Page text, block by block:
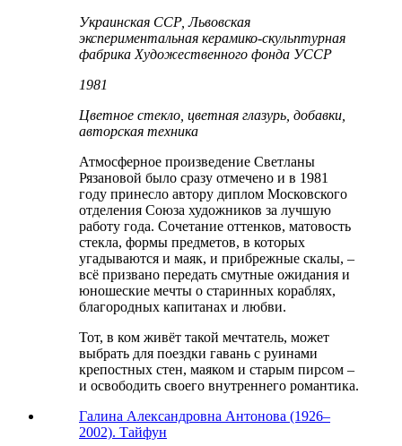
Украинская ССР, Львовская
экспериментальная керамико-скульптурная
фабрика Художественного фонда УССР
1981
Цветное стекло, цветная глазурь, добавки,
авторская техника
Атмосферное произведение Светланы
Рязановой было сразу отмечено и в 1981
году принесло автору диплом Московского
отделения Союза художников за лучшую
работу года. Сочетание оттенков, матовость
стекла, формы предметов, в которых
угадываются и маяк, и прибрежные скалы, –
всё призвано передать смутные ожидания и
юношеские мечты о старинных кораблях,
благородных капитанах и любви.
Тот, в ком живёт такой мечтатель, может
выбрать для поездки гавань с руинами
крепостных стен, маяком и старым пирсом –
и освободить своего внутреннего романтика.
Галина Александровна Антонова (1926–
2002). Тайфун